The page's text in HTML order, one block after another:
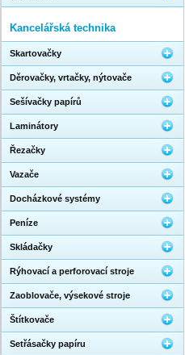
Kancelářská technika
Skartovačky
Děrovačky, vrtačky, nýtovače
Sešívačky papírů
Laminátory
Řezačky
Vazače
Docházkové systémy
Peníze
Skládačky
Rýhovací a perforovací stroje
Zaoblovače, výsekové stroje
Štítkovače
Setřásačky papíru